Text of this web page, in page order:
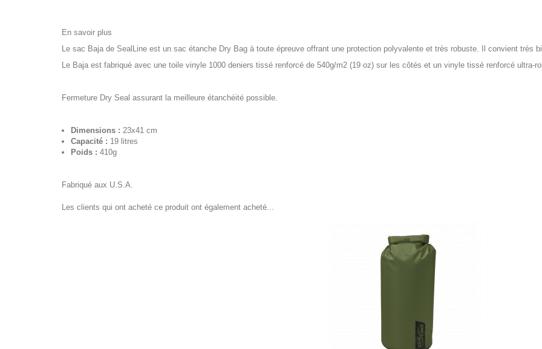
En savoir plus
Le sac Baja de SealLine est un sac étanche Dry Bag à toute épreuve offrant une protection polyvalente et très robuste. Il convient très
Le Baja est fabriqué avec une toile vinyle 1000 deniers tissé renforcé de 540g/m2 (19 oz) sur les côtés et un vinyle tissé renforcé ultra-
Fermeture Dry Seal assurant la meilleure étanchéité possible.
Dimensions : 23x41 cm
Capacité : 19 litres
Poids : 410g
Fabriqué aux U.S.A.
Les clients qui ont acheté ce produit ont également acheté...